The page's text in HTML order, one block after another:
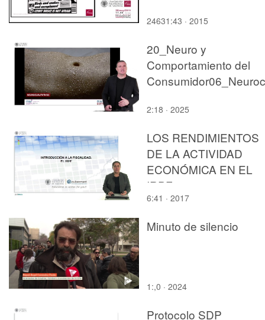
24631:43 · 2015
20_Neuro y
Comportamiento del
2:18 · 2025
LOS RENDIMIENTOS
DE LA ACTIVIDAD
ECONÓMICA EN EL
IRPF
6:41 · 2017
Minuto de silencio
1:,0 · 2024
Protocolo SDP